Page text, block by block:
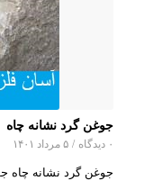
جوغن گرد نشانه چاه
۰ دیدگاه / ۵ مرداد ۱۴۰۱
جوغن گرد نشانه چاه